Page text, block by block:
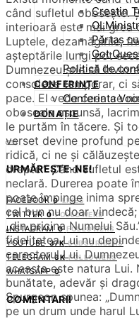
Creștin
Părtaș
Got
Politică de
CONFERINȚE
Conferinta
DONAȚIE
URMĂREȘTE-NE!
FACEBOOK 0 LIKES
TWITTER 0 FOLLOWERS
INSTAGRAM 0 FOLLOWERS
YOUTUBE 37K SUBSCRIBERS
TELEGRAM 3K FOLLOWERS
WHATSAPP 0
COMENTARII
când sufletul obosește.
interioară este mai
Luptele, dezamăgirile,
așteptările lungi pot
Dumnezeu știe să
consoleze temporar, ci
pace. El vede ceea ce
oboseala ascunsă,
le purtăm în tăcere. Și
verset devine profund
ridică, ci ne și
drepte.” Când sufletul
neclară. Durerea poate
poate împinge inima
cel bun nu doar
„din pricina Numelui
fidelitatea Lui nu
caracterul Lui.
aceasta este natura Lui.
bunătate, adevăr și
Spurgeon spunea:
pe un drum unde harul